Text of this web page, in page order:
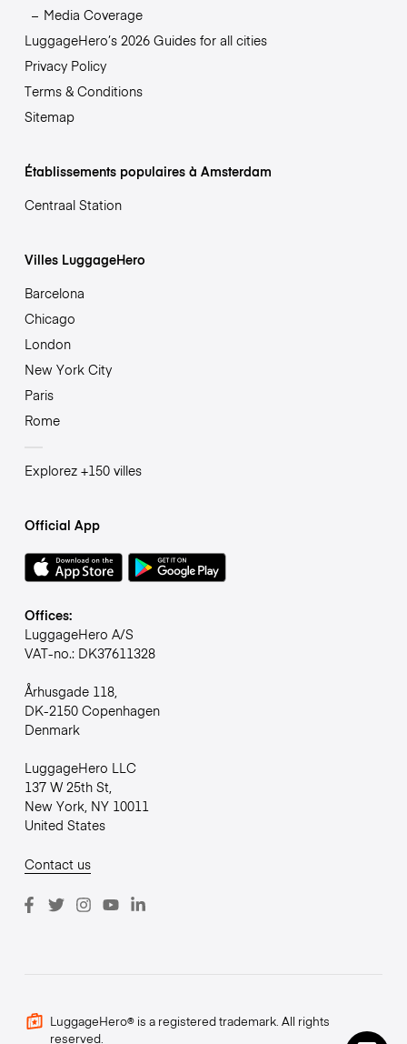
Media Coverage
LuggageHero’s 2026 Guides for all cities
Privacy Policy
Terms & Conditions
Sitemap
Établissements populaires à Amsterdam
Centraal Station
Villes LuggageHero
Barcelona
Chicago
London
New York City
Paris
Rome
Explorez +150 villes
Official App
Offices:
LuggageHero A/S
VAT-no.: DK37611328
Århusgade 118,
DK-2150 Copenhagen
Denmark
LuggageHero LLC
137 W 25th St,
New York, NY 10011
United States
Contact us
LuggageHero® is a registered trademark. All rights
reserved.